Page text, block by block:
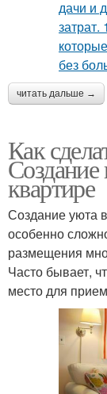
читать дальше →
Как
квартире
Создание уюта
особенно
размещения
Часто бывает,
место для